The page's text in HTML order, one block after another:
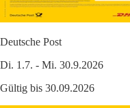
Deutsche Post
Di. 1.7. - Mi. 30.9.2026
Gültig bis 30.09.2026